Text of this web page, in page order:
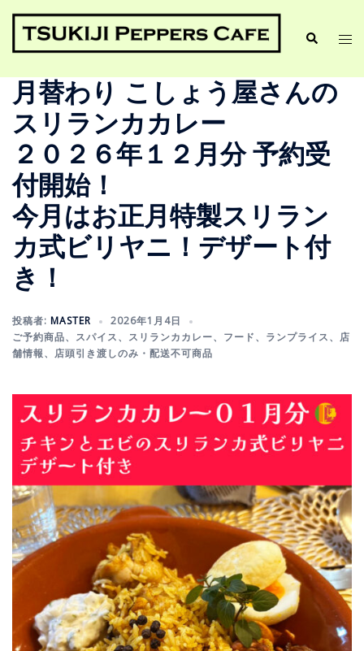
月替わり こしょう屋さんの
スリランカカレー
２０２６年１２月分 予約受
付開始！
今月はお正月特製スリラン
カ式ビリヤニ！デザート付
き！
投稿者: MASTER
2026年1月4日
ご予約商品、 スパイス、 スリランカカレー、 フード、 ランプライス、 店
舗情報、 店頭引き渡しのみ・配送不可商品